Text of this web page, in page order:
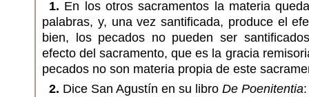
1. En los otros sacramentos la materia
palabras, y, una vez santificada, produce el
bien, los pecados no pueden ser
efecto del sacramento, que es la gracia
pecados no son materia propia de este
2. Dice San Agustín en su libro De Poenitentia